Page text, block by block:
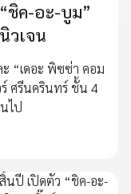
ชิค-อะ-บูม”
วเจน
“เดอะ พิซซ่า คอม
ศรีนครินทร์ ชั้น 4
ไป